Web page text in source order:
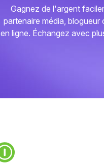
Gagnez de l'argent
partenaire média,
en ligne. Échangez avec